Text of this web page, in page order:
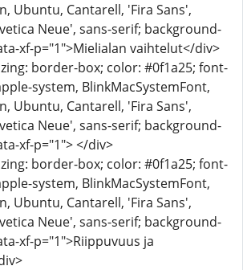
Ubuntu, Cantarell, 'Fira Sans',
Neue', sans-serif; background-
xf-p="1">Mielialan vaihtelut</div>
border-box; color: #0f1a25; font-
system, BlinkMacSystemFont,
Ubuntu, Cantarell, 'Fira Sans',
Neue', sans-serif; background-
xf-p="1"> </div>
border-box; color: #0f1a25; font-
system, BlinkMacSystemFont,
Ubuntu, Cantarell, 'Fira Sans',
Neue', sans-serif; background-
xf-p="1">Riippuvuus ja